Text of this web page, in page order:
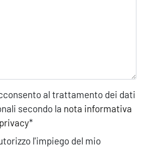
al trattamento dei dati
secondo la nota informativa
*
l'impiego del mio